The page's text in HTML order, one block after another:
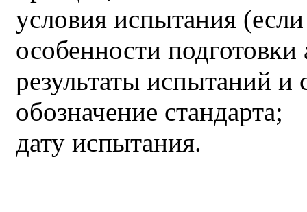
условия испытания
особенности
результаты испытаний
обозначение стандарта;
дату испытания.